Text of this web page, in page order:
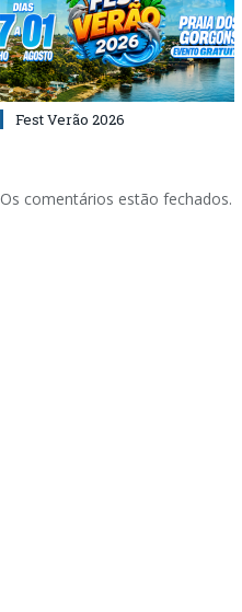
Fest Verão 2026
Os comentários estão fechados.